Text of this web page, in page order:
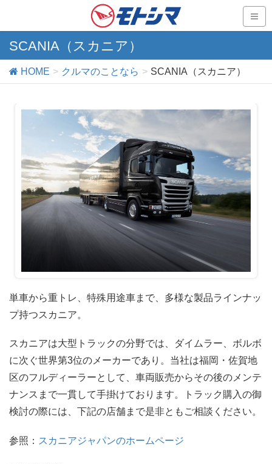
SCANIA（スカニア）
HOME クルマのことなら SCANIA（スカニア）
単車から重トレ、特殊用途車まで、多様な製品ラインナッ
プ持つスカニア。
スカニアは大型トラックの分野では、ダイムラー、ボルボ
に次ぐ世界第3位のメーカーであり。当社は福岡・ 佐賀地
区のフルディーラーとして、車両販売からその後のメンテ
ナンスまで一貫して手掛けております。トラック購入の御
検討の際には、下記の店舗まで是非ともご相談ください。
参照： スカニアジャパンのホームページ